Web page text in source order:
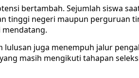
bertambah. Sejumlah siswa
tinggi negeri maupun perguruan
mendatang.
lulusan juga menempuh jalur
masih mengikuti tahapan